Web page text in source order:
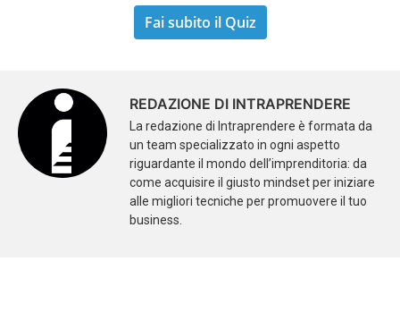
Fai subito il Quiz
REDAZIONE DI INTRAPRENDERE
La redazione di Intraprendere è formata da
un team specializzato in ogni aspetto
riguardante il mondo dell’imprenditoria: da
come acquisire il giusto mindset per iniziare
alle migliori tecniche per promuovere il tuo
business.